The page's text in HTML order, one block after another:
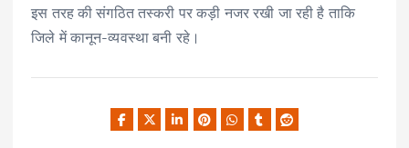
इस तरह की संगठित तस्करी पर कड़ी नजर रखी जा रही है ताकि
जिले में कानून-व्यवस्था बनी रहे।